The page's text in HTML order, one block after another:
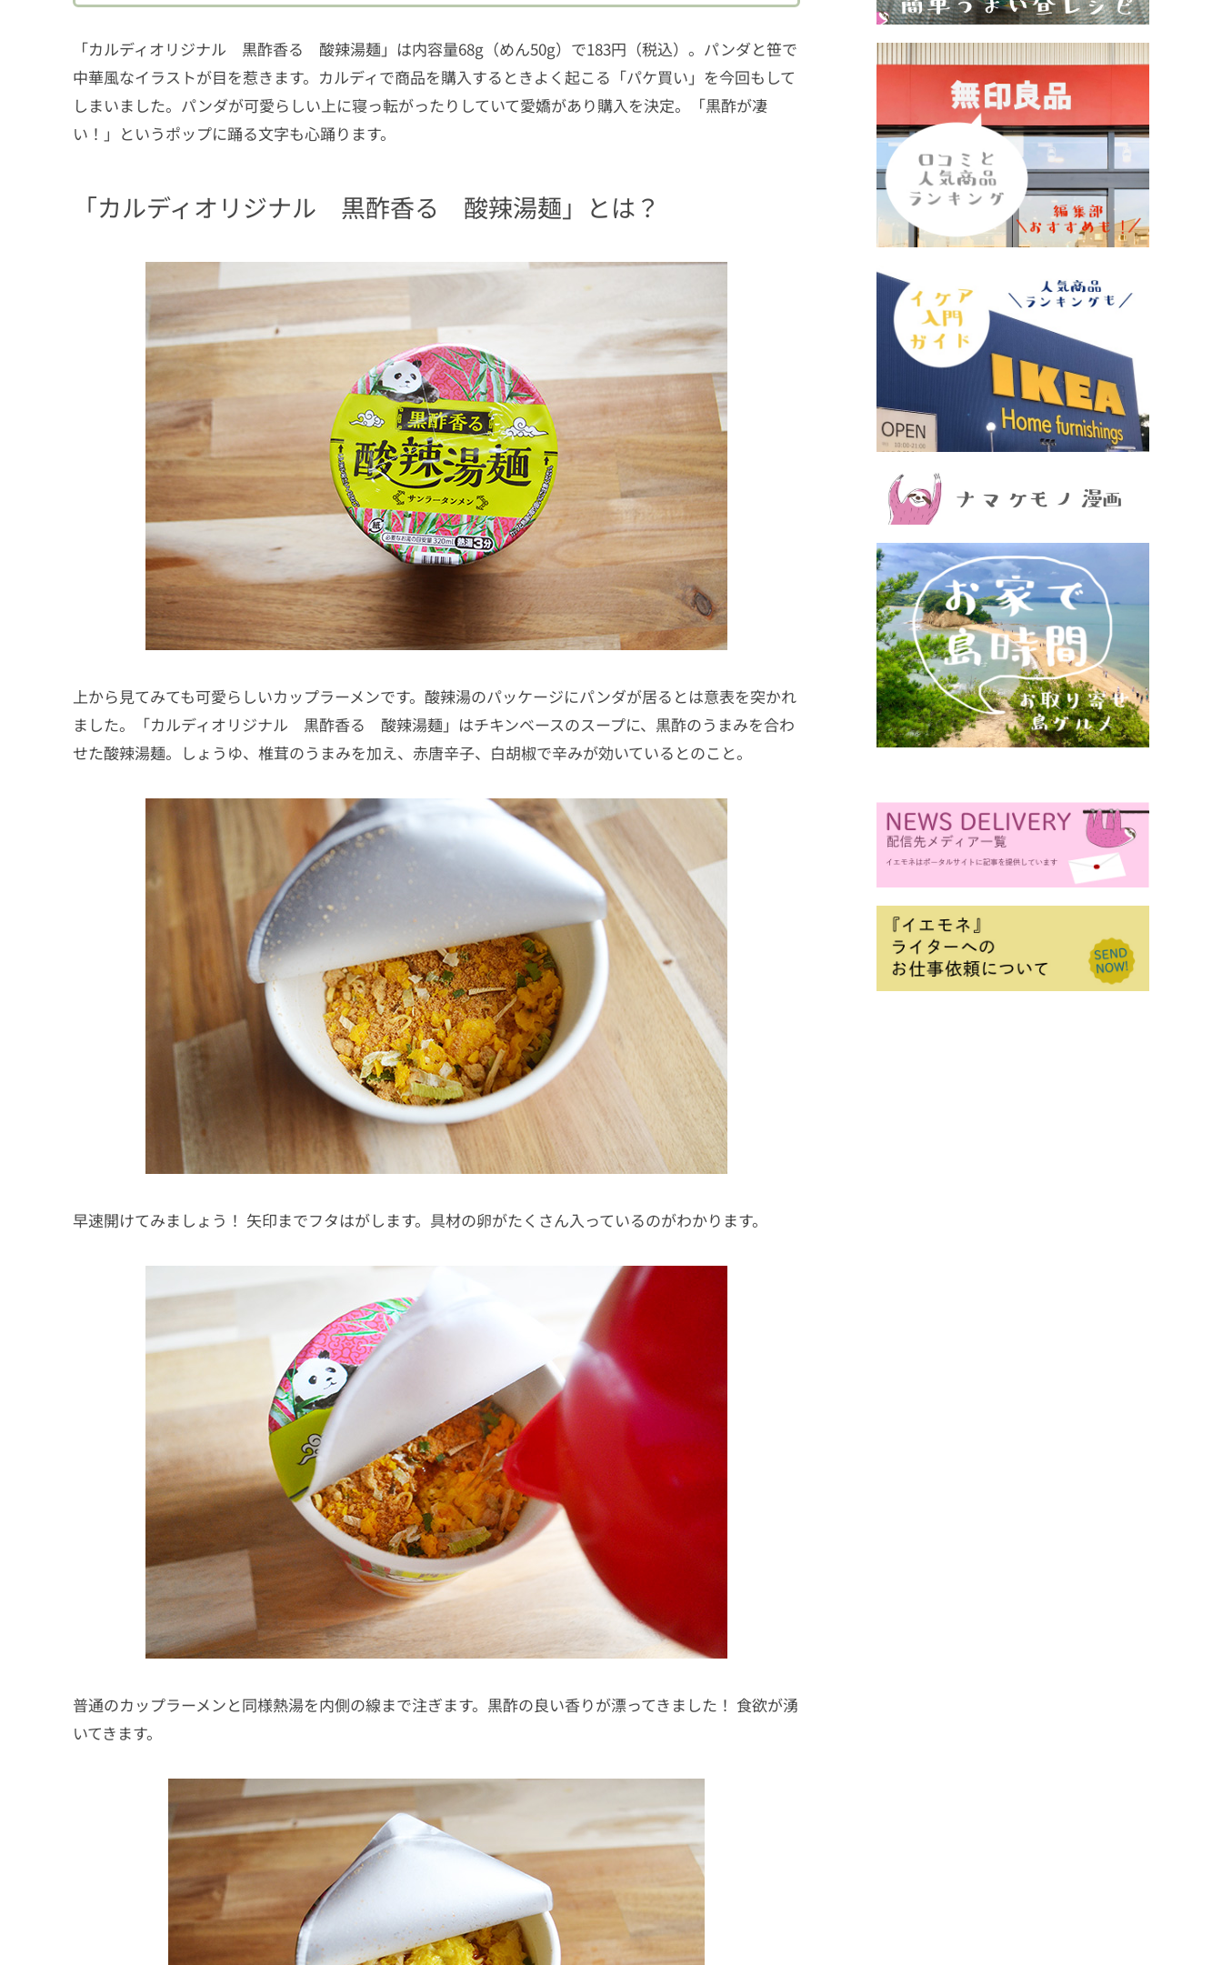
「カルディオリジナル 黒酢香る 酸辣湯麺」は内容量68g（めん50g）で183円（税込）。パンダと笹で
中華風なイラストが目を惹きます。カルディで商品を購入するときよく起こる「パケ買い」を今回もして
しまいました。パンダが可愛らしい上に寝っ転がったりしていて愛嬌があり購入を決定。「黒酢が凄
い！」というポップに踊る文字も心踊ります。
「カルディオリジナル 黒酢香る 酸辣湯麺」とは？
上から見てみても可愛らしいカップラーメンです。酸辣湯のパッケージにパンダが居るとは意表を突かれ
ました。「カルディオリジナル 黒酢香る 酸辣湯麺」はチキンベースのスープに、黒酢のうまみを合わ
せた酸辣湯麺。しょうゆ、椎茸のうまみを加え、赤唐辛子、白胡椒で辛みが効いているとのこと。
早速開けてみましょう！ 矢印までフタはがします。具材の卵がたくさん入っているのがわかります。
普通のカップラーメンと同様熱湯を内側の線まで注ぎます。黒酢の良い香りが漂ってきました！ 食欲が湧
いてきます。